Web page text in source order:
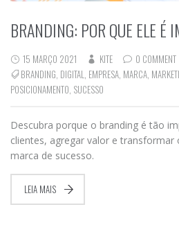
BRANDING: POR QUE ELE É
15 MARÇO 2021 KITE 0 COMMENT
BRANDING DIGITAL EMPRESA MARCA
POSICIONAMENTO SUCESSO
Descubra porque o branding é tão
clientes, agregar valor e transformar
marca de sucesso.
LEIA MAIS